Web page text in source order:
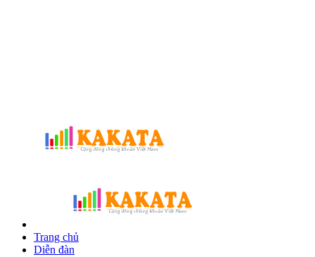
Trang chủ
Diễn đàn